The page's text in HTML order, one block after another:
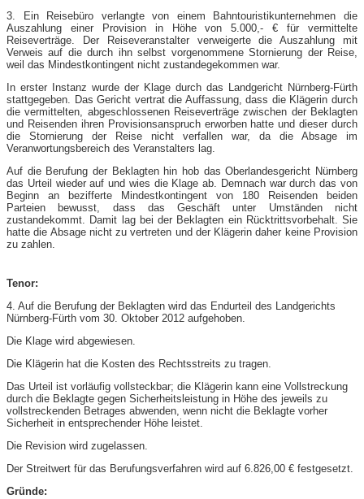
3. Ein Reisebüro verlangte von einem Bahntouristikunternehmen die
Auszahlung einer Provision in Höhe von 5.000,- € für vermittelte
Reiseverträge. Der Reiseveranstalter verweigerte die Auszahlung mit
Verweis auf die durch ihn selbst vorgenommene Stornierung der Reise,
weil das Mindestkontingent nicht zustandegekommen war.
In erster Instanz wurde der Klage durch das Landgericht Nürnberg-Fürth
stattgegeben. Das Gericht vertrat die Auffassung, dass die Klägerin durch
die vermittelten, abgeschlossenen Reiseverträge zwischen der Beklagten
und Reisenden ihren Provisionsanspruch erworben hatte und dieser durch
die Stornierung der Reise nicht verfallen war, da die Absage im
Veranwortungsbereich des Veranstalters lag.
Auf die Berufung der Beklagten hin hob das Oberlandesgericht Nürnberg
das Urteil wieder auf und wies die Klage ab. Demnach war durch das von
Beginn an bezifferte Mindestkontingent von 180 Reisenden beiden
Parteien bewusst, dass das Geschäft unter Umständen nicht
zustandekommt. Damit lag bei der Beklagten ein Rücktrittsvorbehalt. Sie
hatte die Absage nicht zu vertreten und der Klägerin daher keine Provision
zu zahlen.
Tenor:
4. Auf die Berufung der Beklagten wird das Endurteil des Landgerichts
Nürnberg-Fürth vom 30. Oktober 2012 aufgehoben.
Die Klage wird abgewiesen.
Die Klägerin hat die Kosten des Rechtsstreits zu tragen.
Das Urteil ist vorläufig vollsteckbar; die Klägerin kann eine Vollstreckung
durch die Beklagte gegen Sicherheitsleistung in Höhe des jeweils zu
vollstreckenden Betrages abwenden, wenn nicht die Beklagte vorher
Sicherheit in entsprechender Höhe leistet.
Die Revision wird zugelassen.
Der Streitwert für das Berufungsverfahren wird auf 6.826,00 € festgesetzt.
Gründe: